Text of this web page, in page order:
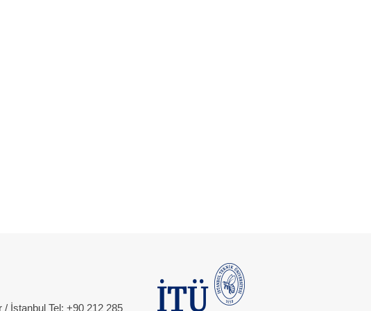
İstanbul Tel: +90 212 285